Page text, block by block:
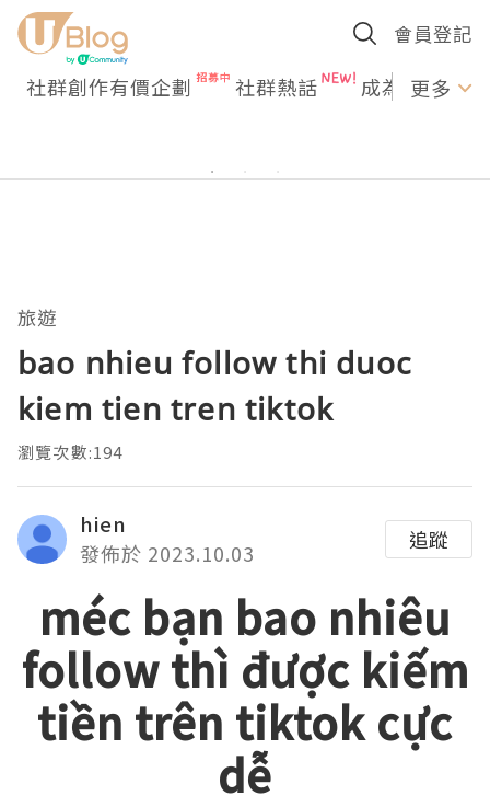
會員登記
社群創作有價企劃 社群熱話 成為U更多
旅遊
bao nhieu follow thi duoc
kiem tien tren tiktok
瀏覽次數:194
hien
發佈於 2023.10.03
追蹤
méc bạn bao nhiêu
follow thì được kiếm
tiền trên tiktok cực
dễ